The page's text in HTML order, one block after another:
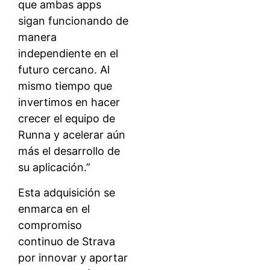
que ambas apps
sigan funcionando de
manera
independiente en el
futuro cercano. Al
mismo tiempo que
invertimos en hacer
crecer el equipo de
Runna y acelerar aún
más el desarrollo de
su aplicación.”
Esta adquisición se
enmarca en el
compromiso
continuo de Strava
por innovar y aportar